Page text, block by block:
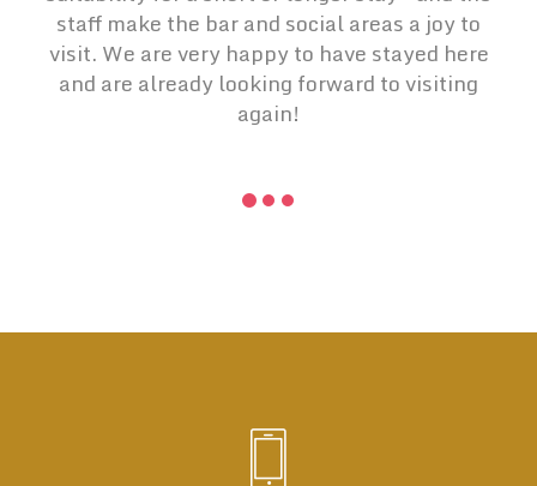
staff make the bar and social areas a joy to
visit. We are very happy to have stayed here
and are already looking forward to visiting
again!